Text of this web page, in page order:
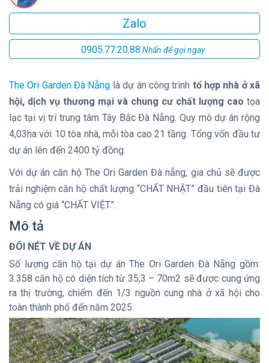
Zalo
0905.77.20.88 Nhấn để gọi ngay
The Ori Garden Đà Nẵng là dự án công trình tổ hợp nhà ở xã
hội, dịch vụ thương mại và chung cư chất lượng cao tọa
lạc tại vị trí trung tâm Tây Bắc Đà Nẵng. Quy mô dự án rộng
4,03ha với 10 tòa nhà, mỗi tòa cao 21 tầng. Tổng vốn đầu tư
dự án lên đến 2400 tỷ đồng.
Với dự án căn hộ The Ori Garden Đà nẵng, gia chủ sẽ được
trải nghiệm căn hộ chất lượng “CHẤT NHẬT” đầu tiên tại Đà
Nẵng có giá “CHẤT VIỆT”.
Mô tả
ĐÔI NÉT VỀ DỰ ÁN
Số lượng căn hộ tại dự án The Ori Garden Đà Nẵng gồm:
3.358 căn hộ có diện tích từ 35,3 – 70m2 sẽ được cung ứng
ra thị trường, chiếm đến 1/3 nguồn cung nhà ở xã hội cho
toàn thành phố đến năm 2025.